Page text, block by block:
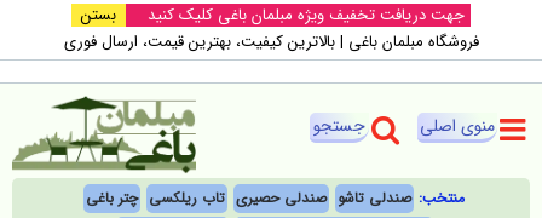
to
content
فروشگاه مبلمان باغی |‌ بالاترین کیفیت، بهترین قیمت، ارسال فوری
جهت دریافت تخفیف ویژه مبلمان باغی کلیک کنید بستن
منتخب: صندلی تاشو صندلی حصیری تاب ریلکسی چتر باغی